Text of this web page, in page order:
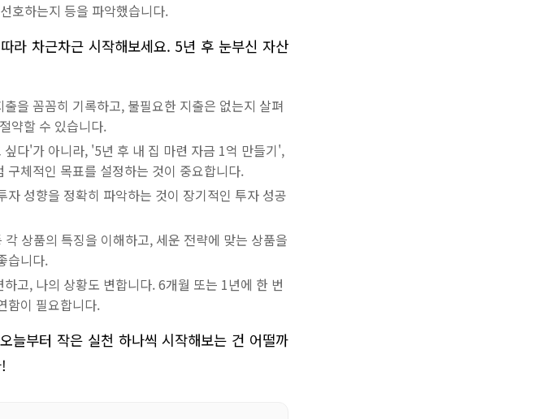
호하는지 등을 파악했습니다.
라 차근차근 시작해보세요. 5년 후 눈부신 자산
출을 꼼꼼히 기록하고, 불필요한 지출은 없는지 살펴
약할 수 있습니다.
싶다'가 아니라, '5년 후 내 집 마련 자금 1억 만들기',
체적인 목표를 설정하는 것이 중요합니다.
자 성향을 정확히 파악하는 것이 장기적인 투자 성공
각 상품의 특징을 이해하고, 세운 전략에 맞는 상품을
습니다.
하고, 나의 상황도 변합니다. 6개월 또는 1년에 한 번
함이 필요합니다.
늘부터 작은 실천 하나씩 시작해보는 건 어떨까